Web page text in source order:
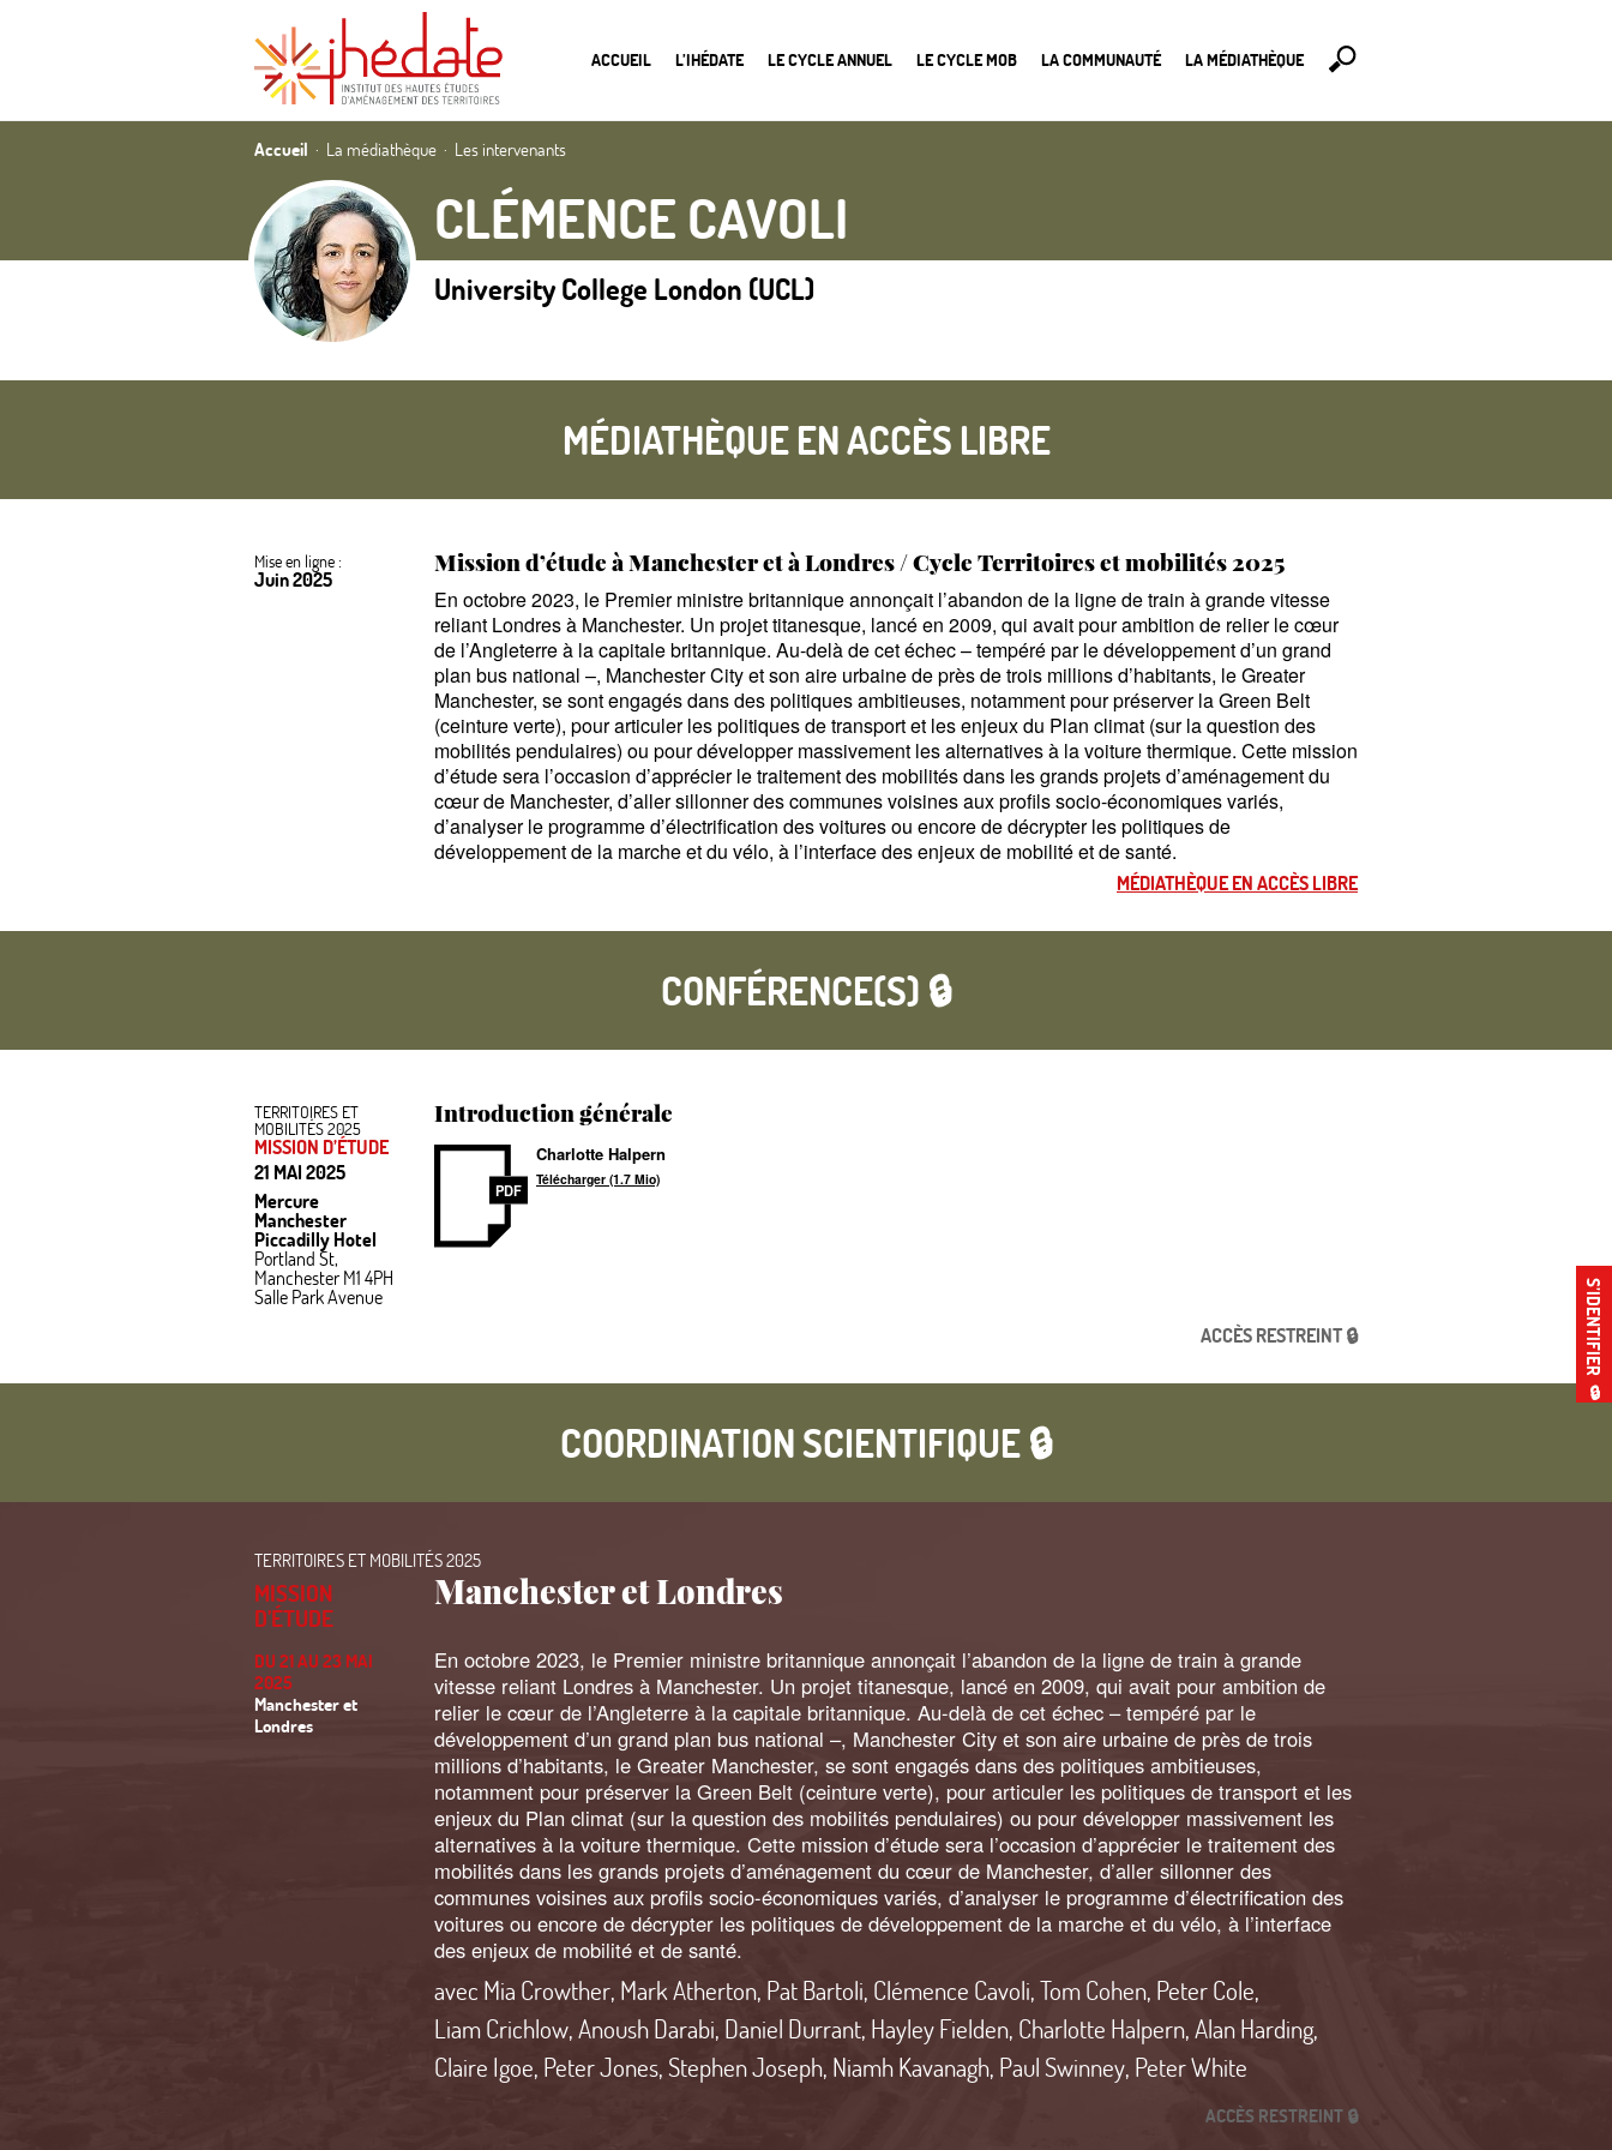
ACCUEIL L’IHÉDATE LE CYCLE ANNUEL LE CYCLE MOB LA COMMUNAUTÉ LA MÉDIATHÈQUE
S’IDENTIFIER
🔒
Accueil La médiathèque Les intervenants
CLÉMENCE CAVOLI
University College London (UCL)
MÉDIATHÈQUE EN ACCÈS LIBRE
Mise en ligne :
Juin 2025
Mission d’étude à Manchester et à Londres / Cycle Territoires et mobilités 2025
En octobre 2023, le Premier ministre britannique annonçait l’abandon de la ligne de train à grande vitesse
reliant Londres à Manchester. Un projet titanesque, lancé en 2009, qui avait pour ambition de relier le cœur
de l’Angleterre à la capitale britannique. Au-delà de cet échec– tempéré par le développement d’un grand
plan bus national –, Manchester City et son aire urbaine de près de trois millions d’habitants, le Greater
Manchester, se sont engagés dans des politiques ambitieuses, notamment pour préserver la Green Belt
(ceinture verte), pour articuler les politiques de transport et les enjeux du Plan climat (sur la question des
mobilités pendulaires) ou pour développer massivement les alternatives à la voiture thermique. Cette mission
d’étude sera l’occasion d’apprécier le traitement des mobilités dans les grands projets d’aménagement du
cœur de Manchester, d’aller sillonner des communes voisines aux profils socio-économiques variés,
d’analyser le programme d’électrification des voitures ou encore de décrypter les politiques de
développement de la marche et du vélo, à l’interface des enjeux de mobilité et de santé.
MÉDIATHÈQUE EN ACCÈS LIBRE
CONFÉRENCE(S) 🔒
TERRITOIRES ET
MOBILITÉS 2025
MISSION D’ÉTUDE
21 MAI 2025
Mercure
Manchester
Piccadilly Hotel
Portland St,
Manchester M14PH
Salle Park Avenue
Introduction générale
PDF
Charlotte Halpern
Télécharger (1.7 Mio)
ACCÈS RESTREINT 🔒
COORDINATION SCIENTIFIQUE 🔒
TERRITOIRES ET MOBILITÉS 2025
MISSION
D’ÉTUDE
Manchester et Londres
DU 21 AU 23 MAI
2025
Manchester et
Londres
En octobre 2023, le Premier ministre britannique annonçait l’abandon de la ligne de train à grande
vitesse reliant Londres à Manchester. Un projet titanesque, lancé en 2009, qui avait pour ambition de
relier le cœur de l’Angleterre à la capitale britannique. Au-delà de cet échec – tempéré par le
développement d’un grand plan bus national –, Manchester City et son aire urbaine de près de trois
millions d’habitants, le Greater Manchester, se sont engagés dans des politiques ambitieuses,
notamment pour préserver la Green Belt (ceinture verte), pour articuler les politiques de transport et les
enjeux du Plan climat (sur la question des mobilités pendulaires) ou pour développer massivement les
alternatives à la voiture thermique. Cette mission d’étude sera l’occasion d’apprécier le traitement des
mobilités dans les grands projets d’aménagement du cœur de Manchester, d’aller sillonner des
communes voisines aux profils socio-économiques variés, d’analyser le programme d’électrification des
voitures ou encore de décrypter les politiques de développement de la marche et du vélo, à l’interface
des enjeux de mobilité et de santé.
avec Mia Crowther, Mark Atherton, Pat Bartoli, Clémence Cavoli,Tom Cohen, Peter Cole,
Liam Crichlow,Anoush Darabi, Daniel Durrant, Hayley Fielden, Charlotte Halpern,Alan Harding,
Claire Igoe, Peter Jones, Stephen Joseph, Niamh Kavanagh, Paul Swinney, Peter White
ACCÈS RESTREINT 🔒